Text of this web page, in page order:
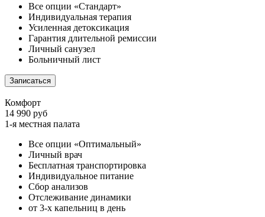
Все опции «Стандарт»
Индивидуальная терапия
Усиленная детоксикация
Гарантия длительной ремиссии
Личный санузел
Больничный лист
Записаться
Комфорт
14 990 руб
1-я местная палата
Все опции «Оптимальный»
Личный врач
Бесплатная транспортировка
Индивидуальное питание
Сбор анализов
Отслеживание динамики
от 3-х капельниц в день